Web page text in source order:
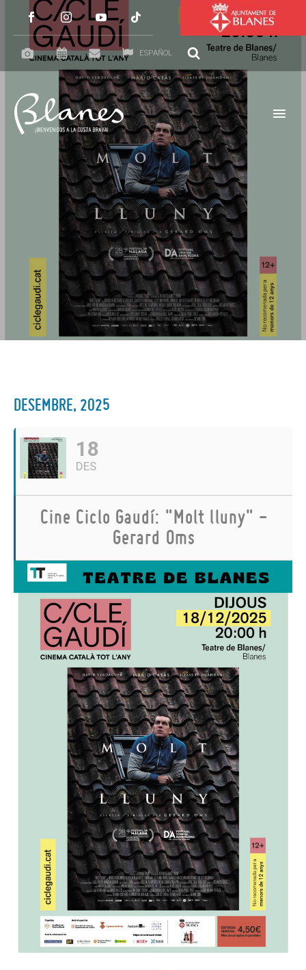
ESPAÑOL
DESEMBRE, 2025
18
DES
Cine Ciclo Gaudí: "Molt lluny" -
Gerard Oms